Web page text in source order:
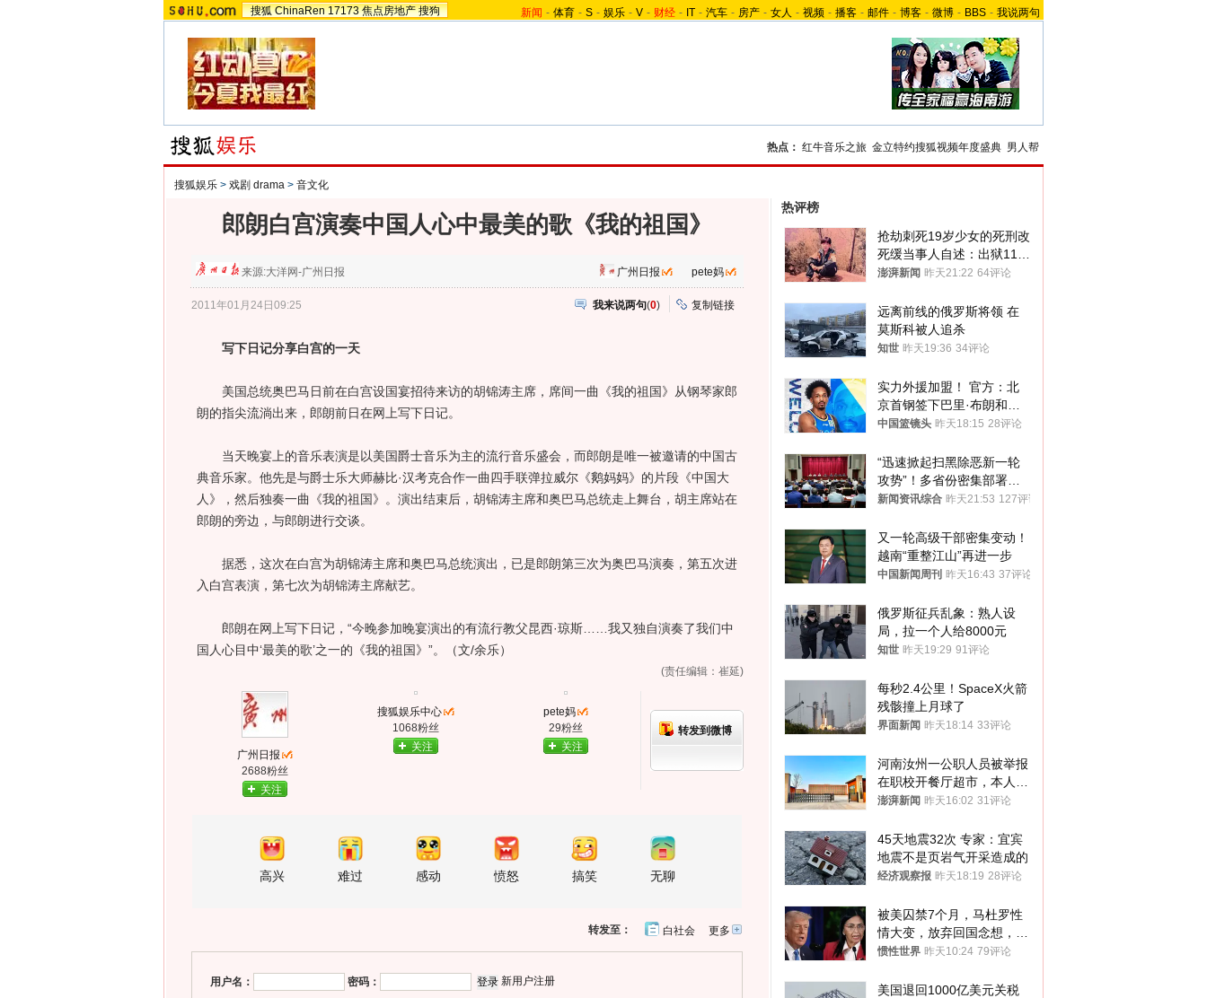
搜狐 ChinaRen 17173 焦点房地产 搜狗 新闻 - 体育 - S - 娱乐 - V - 财经 - IT - 汽车 - 房产 - 女人 - 视频 - 播客 - 邮件 - 博客 - 微博 - BBS - 我说两句
热点： 红牛音乐之旅 金立特约搜狐视频年度盛典 男人帮
搜狐娱乐 > 戏剧 drama > 音文化
郎朗白宫演奏中国人心中最美的歌《我的祖国》
来源:大洋网-广州日报 广州日报 pete妈
2011年01月24日09:25 我来说两句(0) 复制链接
写下日记分享白宫的一天
美国总统奥巴马日前在白宫设国宴招待来访的胡锦涛主席，席间一曲《我的祖国》从钢琴家郎
朗的指尖流淌出来，郎朗前日在网上写下日记。
当天晚宴上的音乐表演是以美国爵士音乐为主的流行音乐盛会，而郎朗是唯一被邀请的中国古
典音乐家。他先是与爵士乐大师赫比·汉考克合作一曲四手联弹拉威尔《鹅妈妈》的片段《中国大
人》，然后独奏一曲《我的祖国》。演出结束后，胡锦涛主席和奥巴马总统走上舞台，胡主席站在
郎朗的旁边，与郎朗进行交谈。
据悉，这次在白宫为胡锦涛主席和奥巴马总统演出，已是郎朗第三次为奥巴马演奏，第五次进
入白宫表演，第七次为胡锦涛主席献艺。
郎朗在网上写下日记，“今晚参加晚宴演出的有流行教父昆西·琼斯……我又独自演奏了我们中
国人心目中‘最美的歌’之一的《我的祖国》”。（文/余乐）
(责任编辑：崔延)
广州日报
2688粉丝
关注
搜狐娱乐中心
1068粉丝
关注
pete妈
29粉丝
关注
转发到微博
高兴 难过 感动 愤怒 搞笑 无聊
更多开
转发至： 白社会
用户名： 密码： 新用户注册
热评榜
抢劫刺死19岁少女的死刑改
死缓当事人自述：出狱11年
间始终刻意躲避被害人家属
澎湃新闻 昨天21:22 64评论
远离前线的俄罗斯将领 在
莫斯科被人追杀
知世 昨天19:36 34评论
实力外援加盟！ 官方：北
京首钢签下巴里·布朗和桑
普森
中国篮镜头 昨天18:15 28评论
“迅速掀起扫黑除恶新一轮
攻势”！多省份密集部署，
公布举报方式
新闻资讯综合 昨天21:53 127评论
又一轮高级干部密集变动！
越南“重整江山”再进一步
中国新闻周刊 昨天16:43 37评论
俄罗斯征兵乱象：熟人设
局，拉一个人给8000元
知世 昨天19:29 91评论
每秒2.4公里！SpaceX火箭
残骸撞上月球了
界面新闻 昨天18:14 33评论
河南汝州一公职人员被举报
在职校开餐厅超市，本人回
应称“是给别人帮忙”
澎湃新闻 昨天16:02 31评论
45天地震32次 专家：宜宾
地震不是页岩气开采造成的
经济观察报 昨天18:19 28评论
被美囚禁7个月，马杜罗性
情大变，放弃回国念想，最
后嘱托已公开
惯性世界 昨天10:24 79评论
美国退回1000亿美元关税